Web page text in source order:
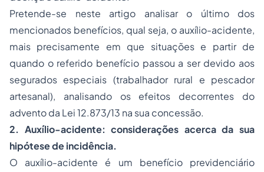
Pretende-se neste artigo analisar o último dos
mencionados benefícios, qual seja, o auxílio-acidente,
mais precisamente em que situações e partir de
quando o referido benefício passou a ser devido aos
segurados especiais (trabalhador rural e pescador
artesanal), analisando os efeitos decorrentes do
advento da Lei 12.873/13 na sua concessão.
2. Auxílio-acidente: considerações acerca da sua
hipótese de incidência.
O auxílio-acidente é um benefício previdenciário